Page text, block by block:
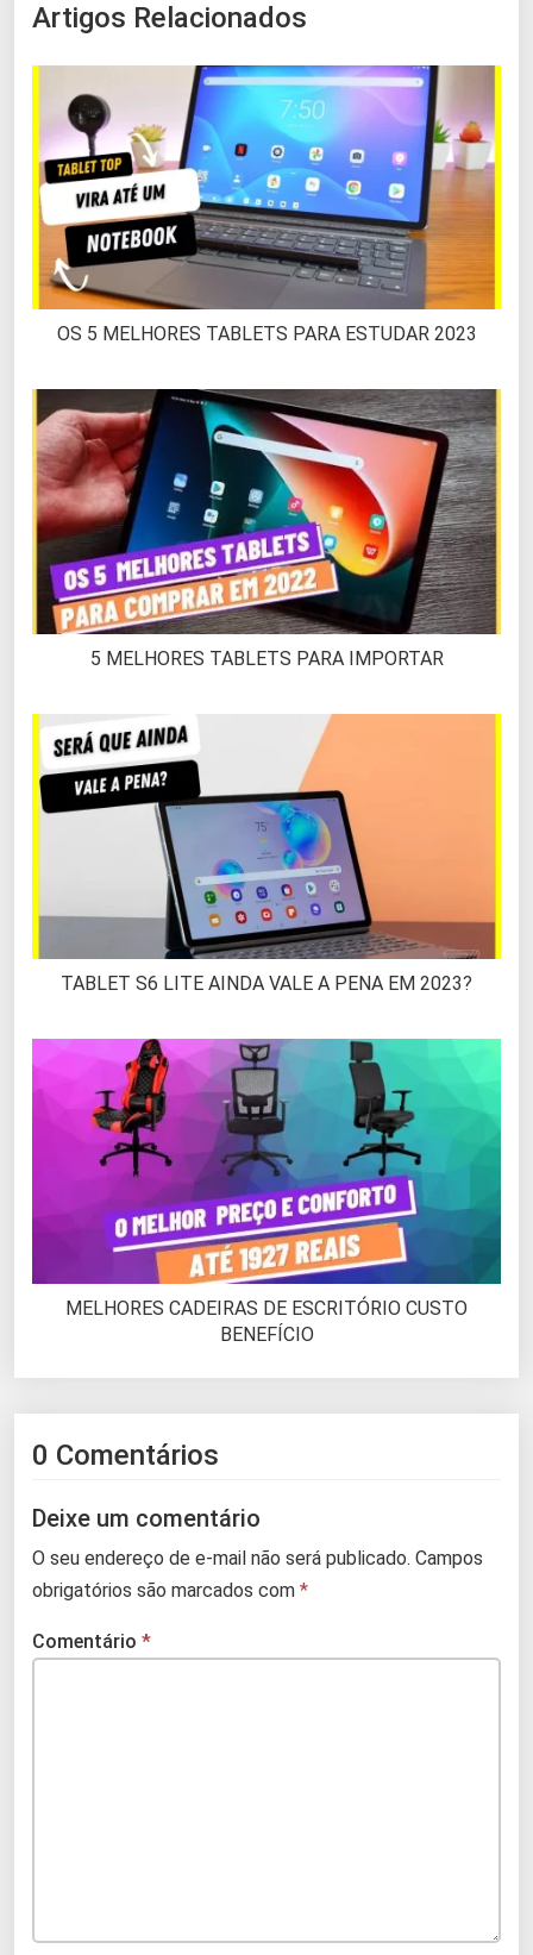
Artigos Relacionados
OS 5 MELHORES TABLETS PARA ESTUDAR 2023
5 MELHORES TABLETS PARA IMPORTAR
TABLET S6 LITE AINDA VALE A PENA EM 2023?
MELHORES CADEIRAS DE ESCRITÓRIO CUSTO
BENEFÍCIO
0 Comentários
Deixe um comentário
O seu endereço de e-mail não será publicado. Campos
obrigatórios são marcados com *
Comentário *